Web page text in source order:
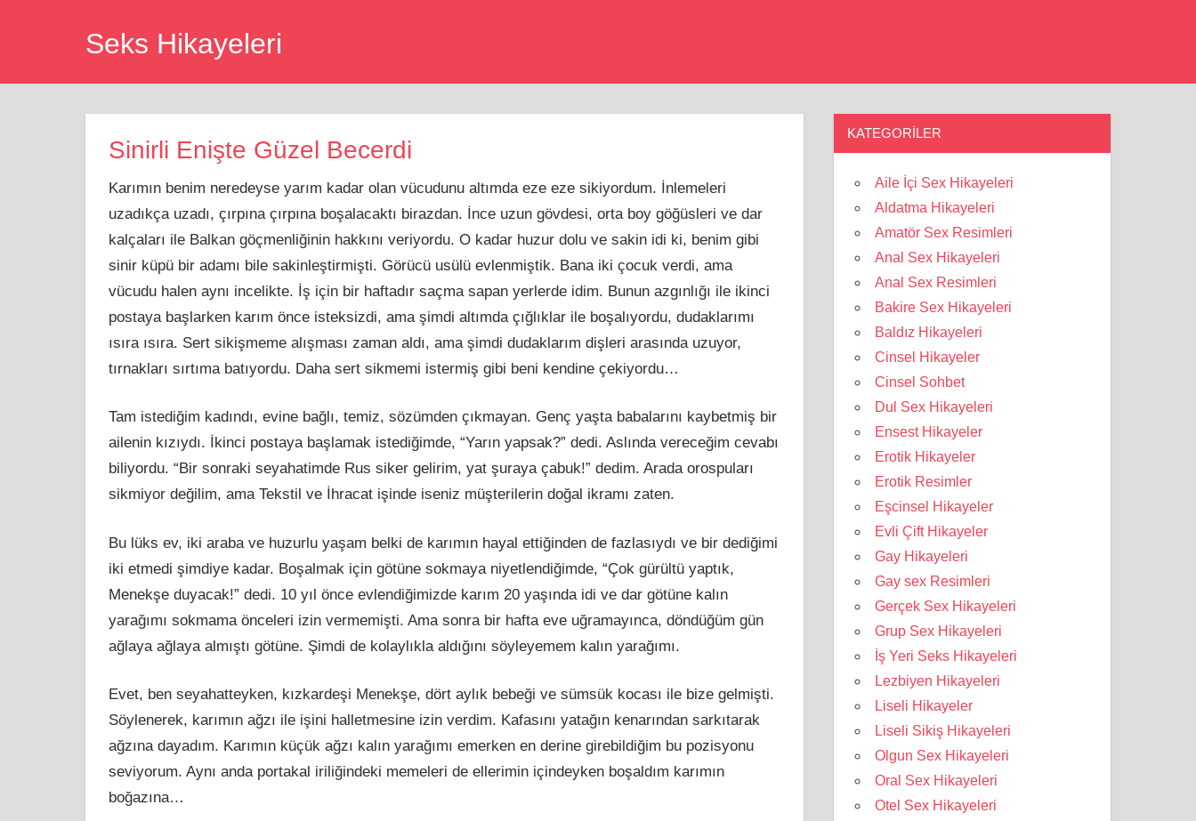
Seks Hikayeleri
Sinirli Enişte Güzel Becerdi
Karımın benim neredeyse yarım kadar olan vücudunu altımda eze eze sikiyordum. İnlemeleri
uzadıkça uzadı, çırpına çırpına boşalacaktı birazdan. İnce uzun gövdesi, orta boy göğüsleri ve dar
kalçaları ile Balkan göçmenliğinin hakkını veriyordu. O kadar huzur dolu ve sakin idi ki, benim gibi
sinir küpü bir adamı bile sakinleştirmişti. Görücü usülü evlenmiştik. Bana iki çocuk verdi, ama
vücudu halen aynı incelikte. İş için bir haftadır saçma sapan yerlerde idim. Bunun azgınlığı ile ikinci
postaya başlarken karım önce isteksizdi, ama şimdi altımda çığlıklar ile boşalıyordu, dudaklarımı
ısıra ısıra. Sert sikişmeme alışması zaman aldı, ama şimdi dudaklarım dişleri arasında uzuyor,
tırnakları sırtıma batıyordu. Daha sert sikmemi istermiş gibi beni kendine çekiyordu…
Tam istediğim kadındı, evine bağlı, temiz, sözümden çıkmayan. Genç yaşta babalarını kaybetmiş bir
ailenin kızıydı. İkinci postaya başlamak istediğimde, “Yarın yapsak?” dedi. Aslında vereceğim cevabı
biliyordu. “Bir sonraki seyahatimde Rus siker gelirim, yat şuraya çabuk!” dedim. Arada orospuları
sikmiyor değilim, ama Tekstil ve İhracat işinde iseniz müşterilerin doğal ikramı zaten.
Bu lüks ev, iki araba ve huzurlu yaşam belki de karımın hayal ettiğinden de fazlasıydı ve bir dediğimi
iki etmedi şimdiye kadar. Boşalmak için götüne sokmaya niyetlendiğimde, “Çok gürültü yaptık,
Menekşe duyacak!” dedi. 10 yıl önce evlendiğimizde karım 20 yaşında idi ve dar götüne kalın
yarağımı sokmama önceleri izin vermemişti. Ama sonra bir hafta eve uğramayınca, döndüğüm gün
ağlaya ağlaya almıştı götüne. Şimdi de kolaylıkla aldığını söyleyemem kalın yarağımı.
Evet, ben seyahatteyken, kızkardeşi Menekşe, dört aylık bebeği ve sümsük kocası ile bize gelmişti.
Söylenerek, karımın ağzı ile işini halletmesine izin verdim. Kafasını yatağın kenarından sarkıtarak
ağzına dayadım. Karımın küçük ağzı kal ın yarağımı emerken en derine girebildiğim bu pozisyonu
seviyorum. Aynı anda portakal iriliğindeki memeleri de ellerimin içindeyken boşaldım karımın
boğazına…
KATEGORILER
Aile İçi Sex Hikayeleri
Aldatma Hikayeleri
Amatör Sex Resimleri
Anal Sex Hikayeleri
Anal Sex Resimleri
Bakire Sex Hikayeleri
Baldız Hikayeleri
Cinsel Hikayeler
Cinsel Sohbet
Dul Sex Hikayeleri
Ensest Hikayeler
Erotik Hikayeler
Erotik Resimler
Eşcinsel Hikayeler
Evli Çift Hikayeler
Gay Hikayeleri
Gay sex Resimleri
Gerçek Sex Hikayeleri
Grup Sex Hikayeleri
İş Yeri Seks Hikayeleri
Lezbiyen Hikayeleri
Liseli Hikayeler
Liseli Sikiş Hikayeleri
Olgun Sex Hikayeleri
Oral Sex Hikayeleri
Otel Sex Hikayeleri